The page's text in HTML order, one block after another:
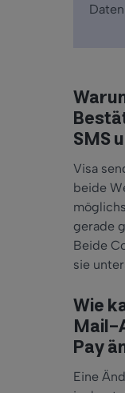
SMS
Visa
beide
gerade
Beide
sie
Wie
Mail-
Pay
Eine